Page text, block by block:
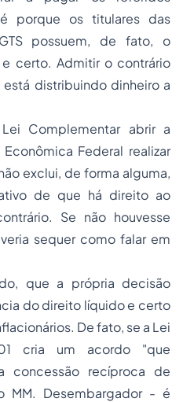
porque os titulares das
possuem, de fato, o
certo. Admitir o contrário
distribuindo dinheiro a
Complementar abrir a
Federal realizar
exclui, de forma alguma,
de que há direito ao
Se não houvesse
sequer como falar em
que a própria decisão
dodireito líquido e certo
De fato, se a Lei
01 cria um acordo "que
concessão recíproca de
Desembargador - é